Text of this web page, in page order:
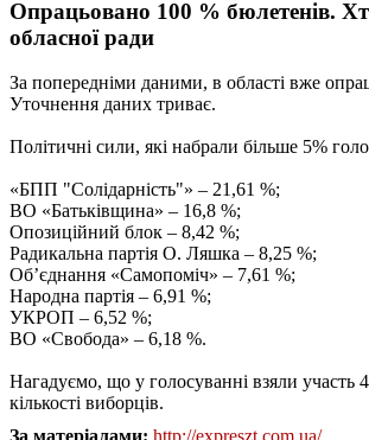
Опрацьовано 100 % бюлетенів.
обласної ради
За попередніми даними, в області вже
Уточнення даних триває.
Політичні сили, які набрали більше 5%
«БПП "Солідарність"» – 21,61 %;
ВО «Батьківщина» – 16,8 %;
Опозиційний блок – 8,42 %;
Радикальна партія О. Ляшка – 8,25 %;
Об’єднання «Самопоміч» – 7,61 %;
Народна партія – 6,91 %;
УКРОП – 6,52 %;
ВО «Свобода» – 6,18 %.
Нагадуємо, що у голосуванні взяли участь
кількості виборців.